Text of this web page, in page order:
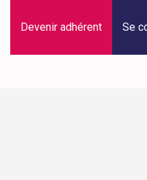
Devenir adhérent Se